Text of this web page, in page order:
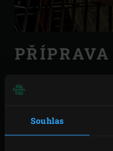
Souhlas
PŘÍPRAVA
tvaru
Nechte víko